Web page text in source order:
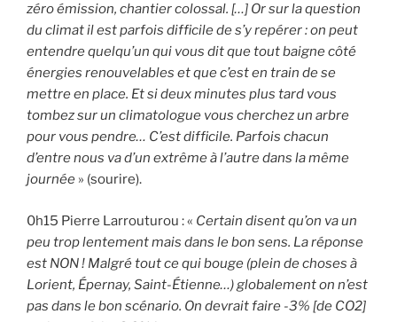
zéro émission, chantier colossal. […] Or sur la question
du climat il est parfois difficile de s’y repérer : on peut
entendre quelqu’un qui vous dit que tout baigne côté
énergies renouvelables et que c’est en train de se
mettre en place. Et si deux minutes plus tard vous
tombez sur un climatologue vous cherchez un arbre
pour vous pendre… C’est difficile. Parfois chacun
d’entre nous va d’un extrême à l’autre dans la même
journée » (sourire).
0h15 Pierre Larrouturou : « Certain disent qu’on va un
peu trop lentement mais dans le bon sens. La réponse
est NON ! Malgré tout ce qui bouge (plein de choses à
Lorient, Épernay, Saint-Étienne…) globalement on n’est
pas dans le bon scénario. On devrait faire -3% [de CO2]